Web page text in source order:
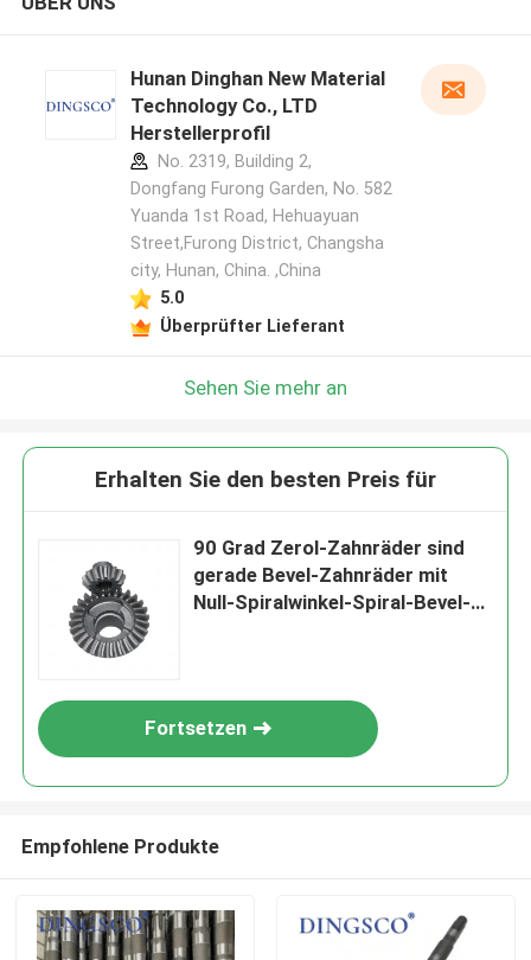
Hunan Dinghan New Material
Technology Co., LTD
Herstellerprofil
No. 2319, Building 2,
Dongfang Furong Garden, No. 582
Yuanda 1st Road, Hehuayuan
Street,Furong District, Changsha
city, Hunan, China. ,China
5.0
Überprüfter Lieferant
Sehen Sie mehr an
Erhalten Sie den besten Preis für
90 Grad Zerol-Zahnräder sind
gerade Bevel-Zahnräder mit
Null-Spiralwinkel-Spiral-Bevel-
Fortsetzen
Empfohlene Produkte